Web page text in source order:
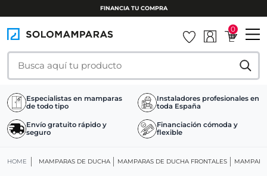
0
Especialistas en mamparas
de todo tipo
Instaladores profesionales en
toda España
Envío gratuito rápido y
seguro
Financiación cómoda y
flexible
HOME MAMPARAS DE DUCHA MAMPARAS DE DUCHA FRONTALES